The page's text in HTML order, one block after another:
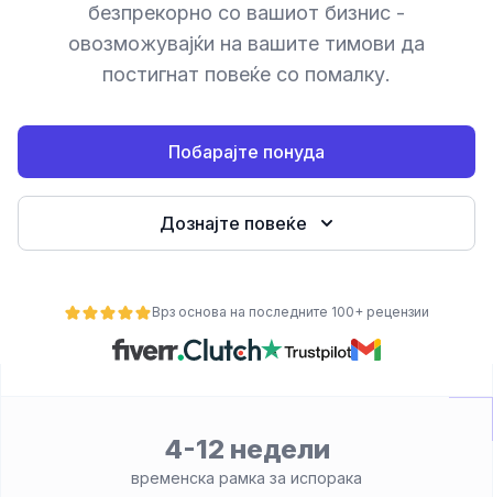
безпрекорно со вашиот бизнис -
овозможувајќи на вашите тимови да
постигнат повеќе со помалку.
Побарајте понуда
Дознајте повеќе
Врз основа на последните 100+ рецензии
4-12 недели
временска рамка за испорака